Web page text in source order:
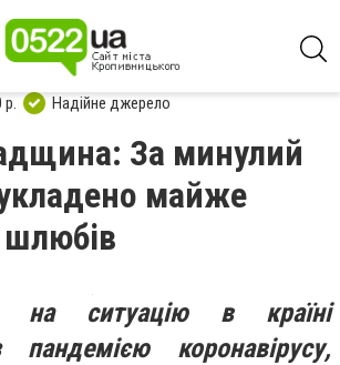
Надійне джерело
За минулий
майже
на ситуацію в країні
пандемією коронавірусу,